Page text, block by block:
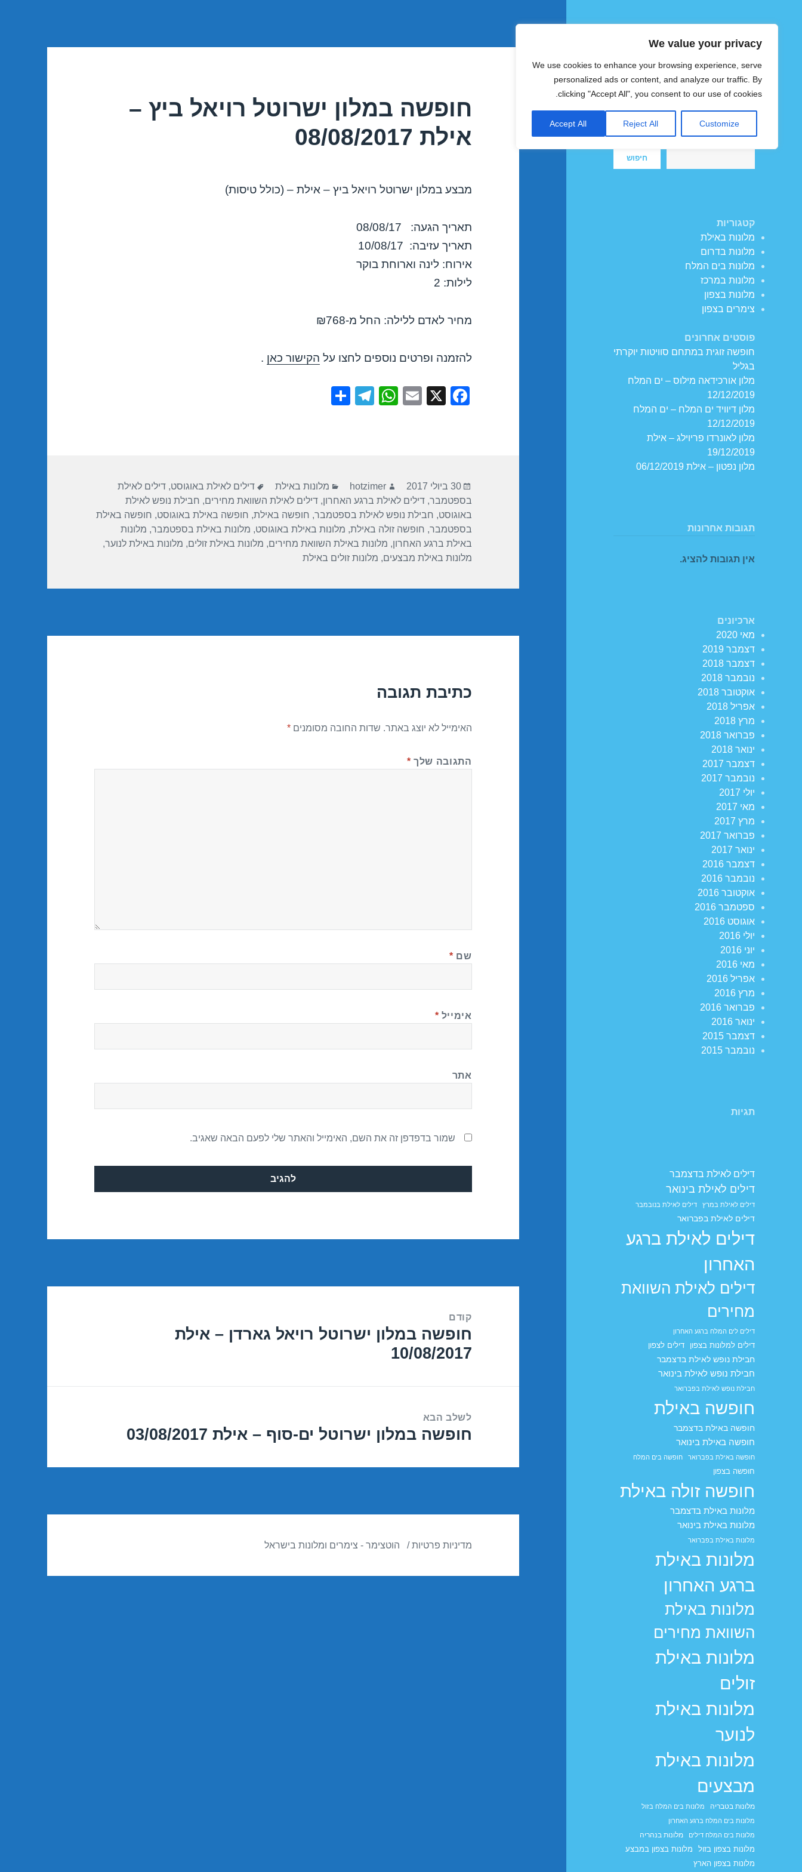
We value your privacy
We use cookies to enhance your browsing experience, serve
personalized ads or content, and analyze our traffic. By
clicking "Accept All", you consent to our use of cookies.
Customize
Reject All
Accept All
צימרים ומלונות זולים בישראל
חיפוש
חיפוש
קטגוריות
מלונות באילת
מלונות בדרום
מלונות בים המלח
מלונות במרכז
מלונות בצפון
צימרים בצפון
פוסטים אחרונים
חופשה זוגית במתחם סוויטות יוקרתי
בגליל
מלון אורכידאה מילוס – ים המלח
12/12/2019
מלון דיוויד ים המלח – ים המלח
12/12/2019
מלון לאונרדו פריוילג – אילת
19/12/2019
מלון נפטון – אילת 06/12/2019
תגובות אחרונות
אין תגובות להציג.
ארכיונים
מאי 2020
דצמבר 2019
דצמבר 2018
נובמבר 2018
אוקטובר 2018
אפריל 2018
מרץ 2018
פברואר 2018
ינואר 2018
דצמבר 2017
נובמבר 2017
יולי 2017
מאי 2017
מרץ 2017
פברואר 2017
ינואר 2017
דצמבר 2016
נובמבר 2016
אוקטובר 2016
ספטמבר 2016
אוגוסט 2016
יולי 2016
יוני 2016
מאי 2016
אפריל 2016
מרץ 2016
פברואר 2016
ינואר 2016
דצמבר 2015
נובמבר 2015
תגיות
דילים לאילת בדצמבר
דילים לאילת בינואר
דילים לאילת במרץ דילים לאילת בנובמבר
דילים לאילת בפברואר
דילים לאילת ברגע
האחרון
דילים לאילת השוואת
מחירים
דילים לים המלח ברגע האחרון
דילים למלונות בצפון דילים לצפון
חבילת נופש לאילת בדצמבר
חבילת נופש לאילת בינואר
חבילת נופש לאילת בפברואר
חופשה באילת
חופשה באילת בדצמבר
חופשה באילת בינואר
חופשה באילת בפברואר חופשה בים המלח
חופשה בצפון
חופשה זולה באילת
מלונות באילת בדצמבר
מלונות באילת בינואר
מלונות באילת בפברואר
מלונות באילת
ברגע האחרון
מלונות באילת
השוואת מחירים
מלונות באילת
זולים
מלונות באילת
לנוער
מלונות באילת
מבצעים
מלונות בטבריה
מלונות בים המלח בזול
מלונות בים המלח ברגע האחרון
מלונות בים המלח דילים
מלונות בנהריה
מלונות בצפון בזול
מלונות בצפון במבצע
מלונות בצפון הארץ
חופשה במלון ישרוטל רויאל ביץ –
אילת 08/08/2017
מבצע במלון ישרוטל רויאל ביץ – אילת – (כולל טיסות)
תאריך הגעה: 08/08/17
תאריך עזיבה: 10/08/17
אירוח: לינה וארוחת בוקר
לילות: 2
מחיר לאדם ללילה: החל מ-₪768
להזמנה ופרטים נוספים לחצו על הקישור כאן .
F
o
o
k
X
E
W
p
p
T
m
פורסם
בתאריך
30 ביולי 2017 מחבר
hotzimer קטגוריות
מלונות באילת תגיות
דילים לאילת באוגוסט,דילים לאילת
בספטמבר,דילים לאילת ברגע האחרון,דילים לאילת השוואת מחירים, חבילת נופש לאילת
באוגוסט, חבילת נופש לאילת בספטמבר, חופשה באילת, חופשה באילת באוגוסט, חופשה באילת
בספטמבר, חופשה זולה באילת, מלונות באילת באוגוסט, מלונות באילת בספטמבר, מלונות
באילת ברגע האחרון, מלונות באילת השוואת מחירים, מלונות באילת זולים, מלונות באילת לנוער,
מלונות באילת מבצעים, מלונות זולים באילת
כתיבת תגובה
האימייל לא יוצג באתר. שדות החובה מסומנים*
התגובה שלך *
שם *
אימייל *
אתר
שמור בדפדפן זה את השם, האימייל והאתר שלי לפעם הבאה שאגיב.
קודם
הפוסט
הקודם:
חופשה במלון ישרוטל רויאל גארדן – אילת
10/08/2017
לשלב הבא
הפוסט
חופשה במלון ישרוטל ים-סוף – אילת 03/08/2017
מדיניות פרטיות הוטצימר - צימרים ומלונות בישראל